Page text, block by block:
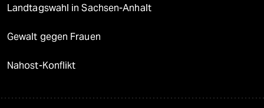
Landtagswahl in Sachsen-Anhalt
Gewalt gegen Frauen
Nahost-Konflikt